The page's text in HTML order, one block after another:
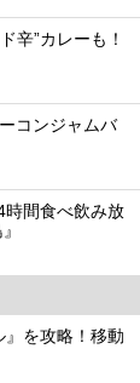
辛”カレーも！
コンジャムバ
間食べ飲み放
』を攻略！移動